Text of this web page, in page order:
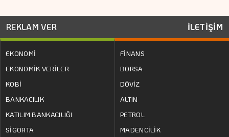
REKLAM VER İLETİŞİM
EKONOMİ
EKONOMİK VERİLER
KOBİ
BANKACILIK
KATILIM BANKACILIĞI
SİGORTA
FİNANS
BORSA
DÖVİZ
ALTIN
PETROL
MADENCİLİK